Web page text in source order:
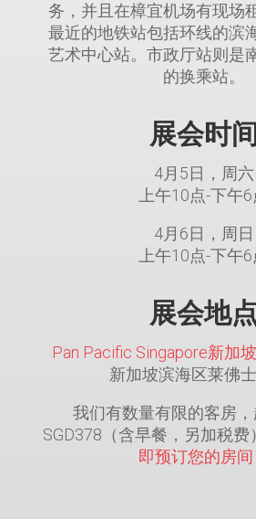
务，并且在樟宜机场有现场
最近的地铁站包括环线的滨
艺术中心站。市政厅站则是
的换乘站。
展会时间
4月5日，周六
上午10点-下午6
4月6日，周日
上午10点-下午6
展会地
Pan Pacific Singapore新加
新加坡滨海区莱佛
我们有数量有限的客房
SGD378（含早餐，另加税费
即预订您的房间